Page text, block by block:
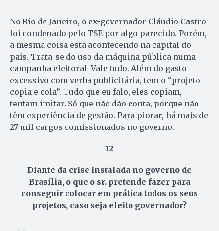
No Rio de Janeiro, o ex-governador Cláudio Castro
foi condenado pelo TSE por algo parecido. Porém,
a mesma coisa está acontecendo na capital do
país. Trata-se do uso da máquina pública numa
campanha eleitoral. Vale tudo. Além do gasto
excessivo com verba publicitária, tem o “projeto
copia e cola”. Tudo que eu falo, eles copiam,
tentam imitar. Só que não dão conta, porque não
têm experiência de gestão. Para piorar, há mais de
27 mil cargos comissionados no governo.
12
Diante da crise instalada no governo de
Brasília, o que o sr. pretende fazer para
conseguir colocar em prática todos os seus
projetos, caso seja eleito governador?